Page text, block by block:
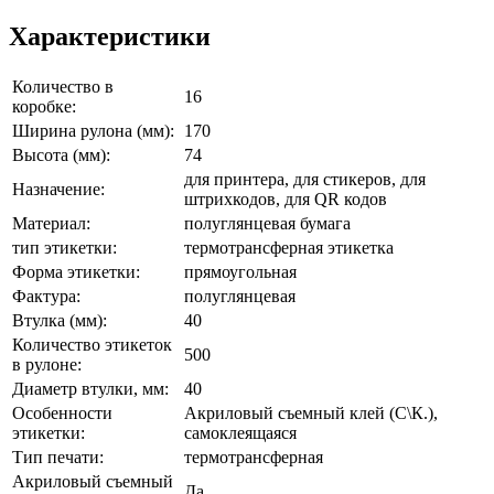
Характеристики
Количество в
коробке:
16
Ширина рулона (мм):
170
Высота (мм):
74
Назначение:
для принтера, для стикеров, для
штрихкодов, для QR кодов
Материал:
полуглянцевая бумага
тип этикетки:
термотрансферная этикетка
Форма этикетки:
прямоугольная
Фактура:
полуглянцевая
Втулка (мм):
40
Количество этикеток
в рулоне:
500
Диаметр втулки, мм:
40
Особенности
этикетки:
Акриловый съемный клей (С\К.),
самоклеящаяся
Тип печати:
термотрансферная
Акриловый съемный